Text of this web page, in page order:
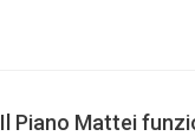
Il Piano Mattei